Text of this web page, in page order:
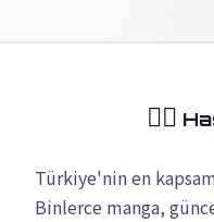
🏴‍☠️
Türkiye'nin en
Binlerce manga,